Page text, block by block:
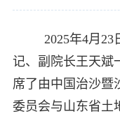
2025年4月23日
记、副院长王天斌
席了由中国治沙暨
委员会与山东省土